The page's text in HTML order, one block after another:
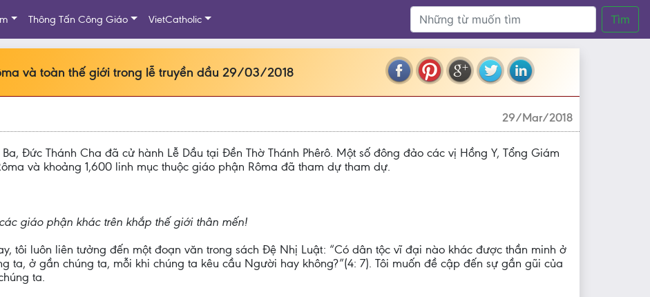
Thông Tấn Công Giáo VietCatholic Tìm
và toàn thế giới trong lễ truyền dầu 29/03/2018
29/Mar/2018
Đức Thánh Cha đã cử hành Lễ Dầu tại Đền Thờ Thánh Phêrô. Một số đông đảo các vị Hồng Y, Tổng Giám
và khoảng 1,600 linh mục thuộc giáo phận Rôma đã tham dự tham dự.
giáo phận khác trên khắp thế giới thân mến!
tôi luôn liên tưởng đến một đoạn văn trong sách Đệ Nhị Luật: “Có dân tộc vĩ đại nào khác được thần minh ở
ta, ở gần chúng ta, mỗi khi chúng ta kêu cầu Người hay không?”(4: 7). Tôi muốn đề cập đến sự gần gũi của
ta.